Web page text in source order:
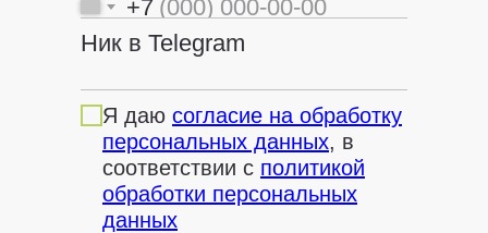
+7
Ник в Telegram
Я даю согласие на обработку
персональных данных, в
соответствии с политикой
обработки персональных
данных